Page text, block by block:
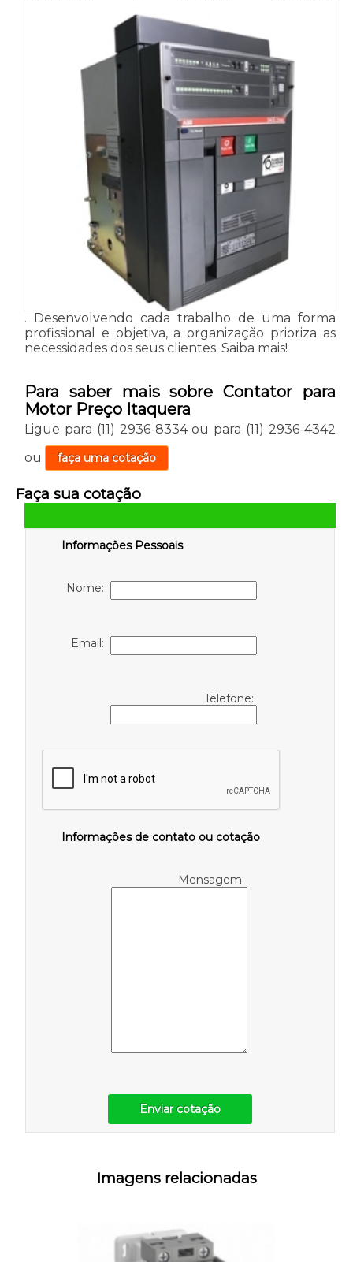
. Desenvolvendo cada trabalho de uma forma
profissional e objetiva, a organização prioriza as
necessidades dos seus clientes. Saiba mais!
Para saber mais sobre Contator para
Motor Preço Itaquera
Ligue para (11) 2936-8334ou para (11) 2936-4342
ou
faça uma cotação
Faça sua cotação
Informações Pessoais
Nome:
Email:
Telefone:
Informações de contato ou cotação
Mensagem:
Enviar cotação
Imagens relacionadas